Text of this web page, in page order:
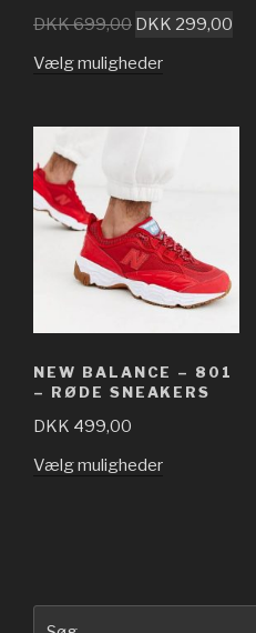
DKK699,00 DKK 299,00
Vælg muligheder
NEW BALANCE – 801
– RØDE SNEAKERS
DKK 499,00
Vælg muligheder